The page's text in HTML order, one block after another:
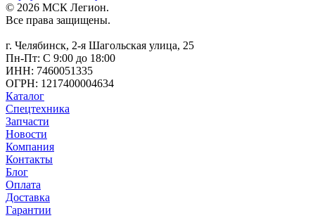
© 2026 МСК Легион.
Все права защищены.
г. Челябинск, 2-я Шагольская улица, 25
Пн-Пт: С 9:00 до 18:00
ИНН: 7460051335
ОГРН: 1217400004634
Каталог
Спецтехника
Запчасти
Новости
Компания
Контакты
Блог
Оплата
Доставка
Гарантии